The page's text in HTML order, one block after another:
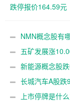
跌停报价164.59元
NMN概念股有
五矿发展涨
新能源概念股
长城汽车A股跌
上市停牌是什